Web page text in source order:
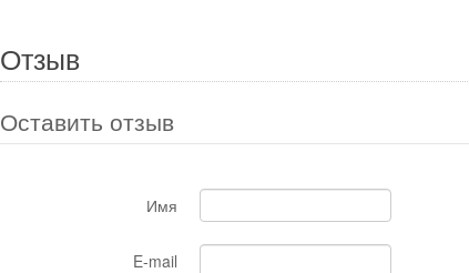
Отзыв
Оставить отзыв
Имя
E-mail